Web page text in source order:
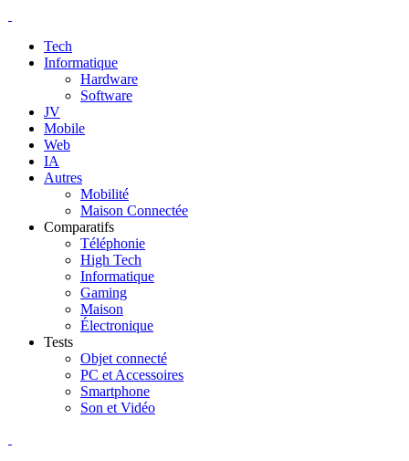
Tech
Informatique
Hardware
Software
JV
Mobile
Web
IA
Autres
Mobilité
Maison Connectée
Comparatifs
Téléphonie
High Tech
Informatique
Gaming
Maison
Électronique
Tests
Objet connecté
PC et Accessoires
Smartphone
Son et Vidéo